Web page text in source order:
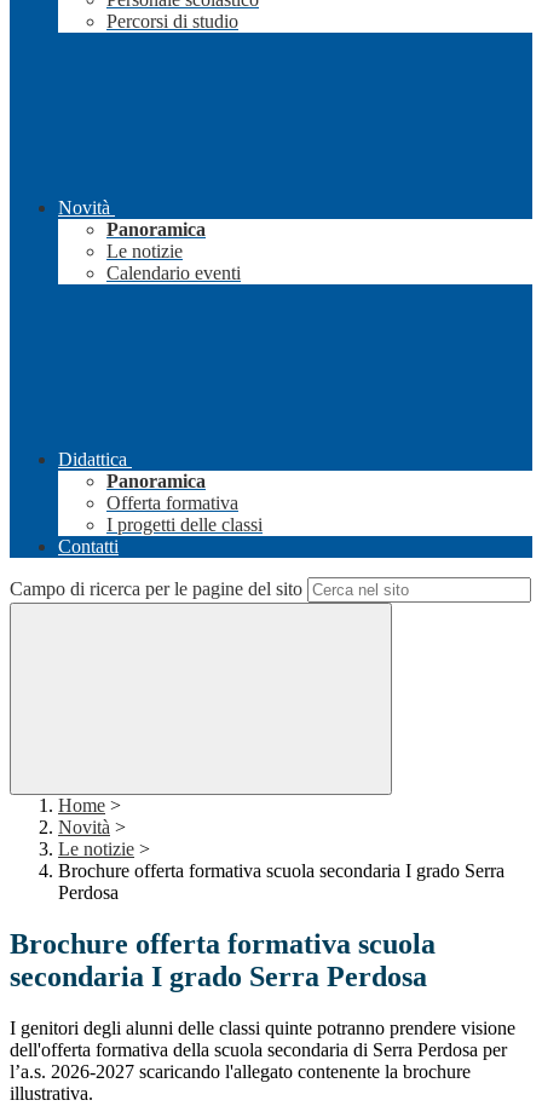
Percorsi di studio
Novità
Panoramica
Le notizie
Calendario eventi
Didattica
Panoramica
Offerta formativa
I progetti delle classi
Contatti
Campo di ricerca per le pagine del sito
Home >
Novità >
Le notizie >
Brochure offerta formativa scuola secondaria I grado Serra
Perdosa
Brochure offerta formativa scuola
secondaria I grado Serra Perdosa
I genitori degli alunni delle classi quinte potranno prendere visione
dell'offerta formativa della scuola secondaria di Serra Perdosa per
l’a.s. 2026-2027 scaricando l'allegato contenente la brochure
illustrativa.